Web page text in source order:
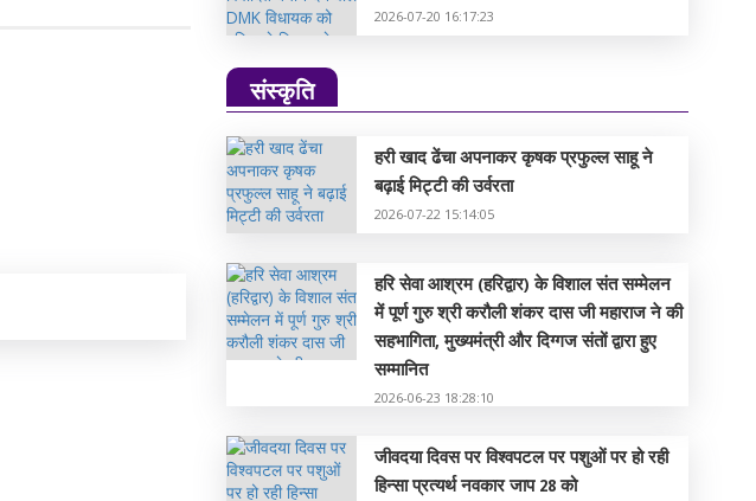
2026-07-20 16:17:23
संस्कृति
हरी खाद ढेंचा अपनाकर कृषक प्रफुल्ल साहू ने
बढ़ाई मिट्टी की उर्वरता
2026-07-22 15:14:05
हरि सेवा आश्रम (हरिद्वार) के विशाल संत सम्मेलन
में पूर्ण गुरु श्री करौली शंकर दास जी महाराज ने की
सहभागिता, मुख्यमंत्री और दिग्गज संतों द्वारा हुए
सम्मानित
2026-06-23 18:28:10
जीवदया दिवस पर विश्वपटल पर पशुओं पर हो रही
हिन्सा प्रत्यर्थ नवकार जाप 28 को